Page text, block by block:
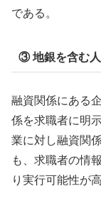
である。
③ 地銀を含む
融資関係にある
係を求職者に明
業に対し融資関
も、求職者の情
り実行可能性が